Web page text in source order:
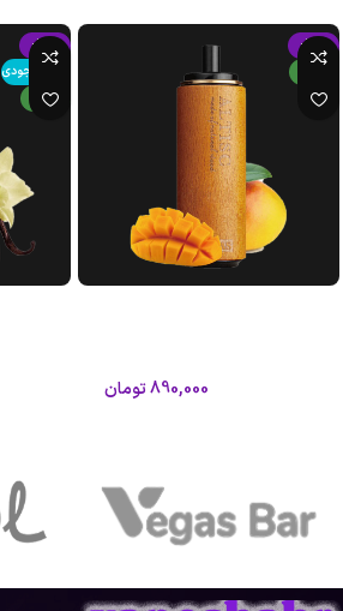
-15%
890,000تومان
-15%
اتمام موجودی
جدید